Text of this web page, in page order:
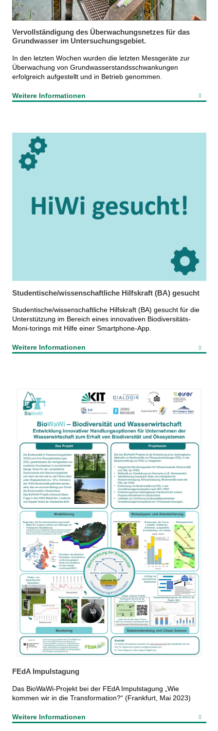
Vervollständigung des Überwachungsnetzes für das
Grundwasser im Untersuchungsgebiet.
In den letzten Wochen wurden die letzten Messgeräte zur
Überwachung von Grundwasserstandsschwankungen
erfolgreich aufgestellt und in Betrieb genommen.
Weitere Informationen
Studentische/wissenschaftliche Hilfskraft (BA) gesucht
Studentische/wissenschaftliche Hilfskraft (BA) gesucht für die
Unterstützung im Bereich eines innovativen Biodiversitäts-
Moni-torings mit Hilfe einer Smartphone-App.
Weitere Informationen
FEdA Impulstagung
Das BioWaWi-Projekt bei der FEdA Impulstagung „Wie
kommen wir in die Transformation?“ (Frankfurt, Mai 2023)
Weitere Informationen